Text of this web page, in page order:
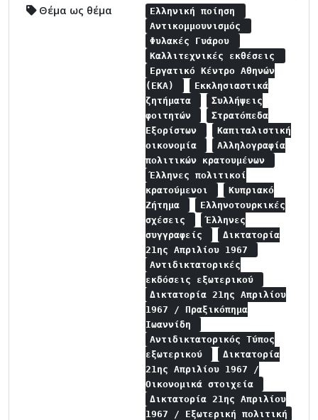
Θέμα ως θέμα
Ελληνική ποίηση
Αντικομμουνισμός
Φυλακές Γυάρου
Καλλιτεχνικές εκθέσεις
Εργατικό Κέντρο Αθηνών
(ΕΚΑ)
Εκκλησιαστικά
ζητήματα
Συλλήψεις
φοιτητών
Στρατόπεδα
Εξορίστων
Καπιταλιστική
οικονομία
Αλληλογραφία
πολιτικών κρατουμένων
Έλληνες πολιτικοί
κρατούμενοι
Κυπριακό
Ζήτημα
Ελληνοτουρκικές
σχέσεις
Έλληνες
συγγραφείς
Δικτατορία
21ης Απριλίου 1967
Αντιδικτατορικές
εκδόσεις εξωτερικού
Δικτατορία 21ης Απριλίου
1967 / Πραξικόπημα
Ιωαννίδη
Αντιδικτατορικός Τύπος
εξωτερικού
Δικτατορία
21ης Απριλίου 1967 /
Οικονομικά στοιχεία
Δικτατορία 21ης Απριλίου
1967 / Εξωτερική πολιτική